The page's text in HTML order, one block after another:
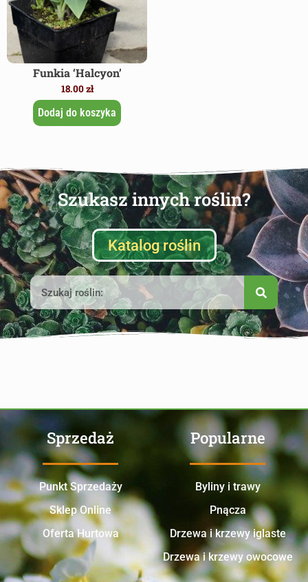
Funkia ‘Halcyon’
18.00zł
Dodaj do koszyka
Szukasz innych roślin?
Katalog roślin
Sprzedaż
Punkt Sprzedaży
Sklep Online
Oferta Hurtowa
Popularne
Byliny i trawy
Pnącza
Drzewa i krzewy iglaste
Drzewa i krzewy owocowe